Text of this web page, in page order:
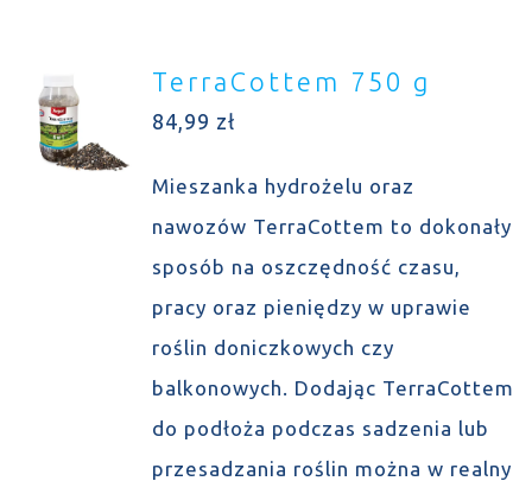
TerraCottem 750 g
84,99 zł
Mieszanka hydrożelu oraz
nawozów TerraCottem to dokonały
sposób na oszczędność czasu,
pracy oraz pieniędzy w uprawie
roślin doniczkowych czy
balkonowych. Dodając TerraCottem
do podłoża podczas sadzenia lub
przesadzania roślin można w realny